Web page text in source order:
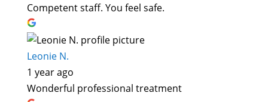
Competent staff. You feel safe.
Leonie N.
1 year ago
Wonderful professional treatment